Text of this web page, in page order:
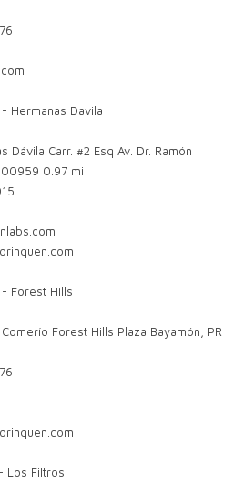
Hermanas Davila
Dávila Carr. #2 Esq Av. Dr. Ramón
00959 0.97 mi
Forest Hills
Forest Hills Plaza Bayamón, PR
Los Filtros